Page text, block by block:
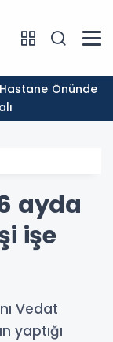
ayda
işe
Vedat
yaptığı